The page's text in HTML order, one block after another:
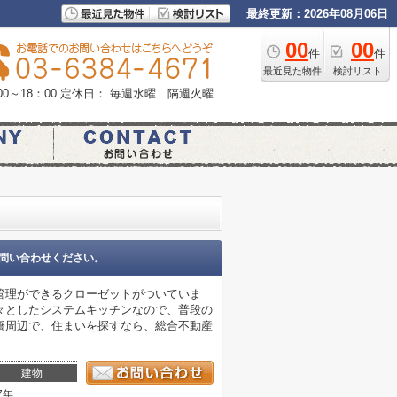
最終更新：2026年08月06日
00件
最近見た物件
00件
検討リスト
～18：00 定休日： 毎週水曜 隔週火曜
い合わせください。
ができるクローゼットがついていま
したシステムキッチンなので、普段の
辺で、住まいを探すなら、総合不動産
建物
年